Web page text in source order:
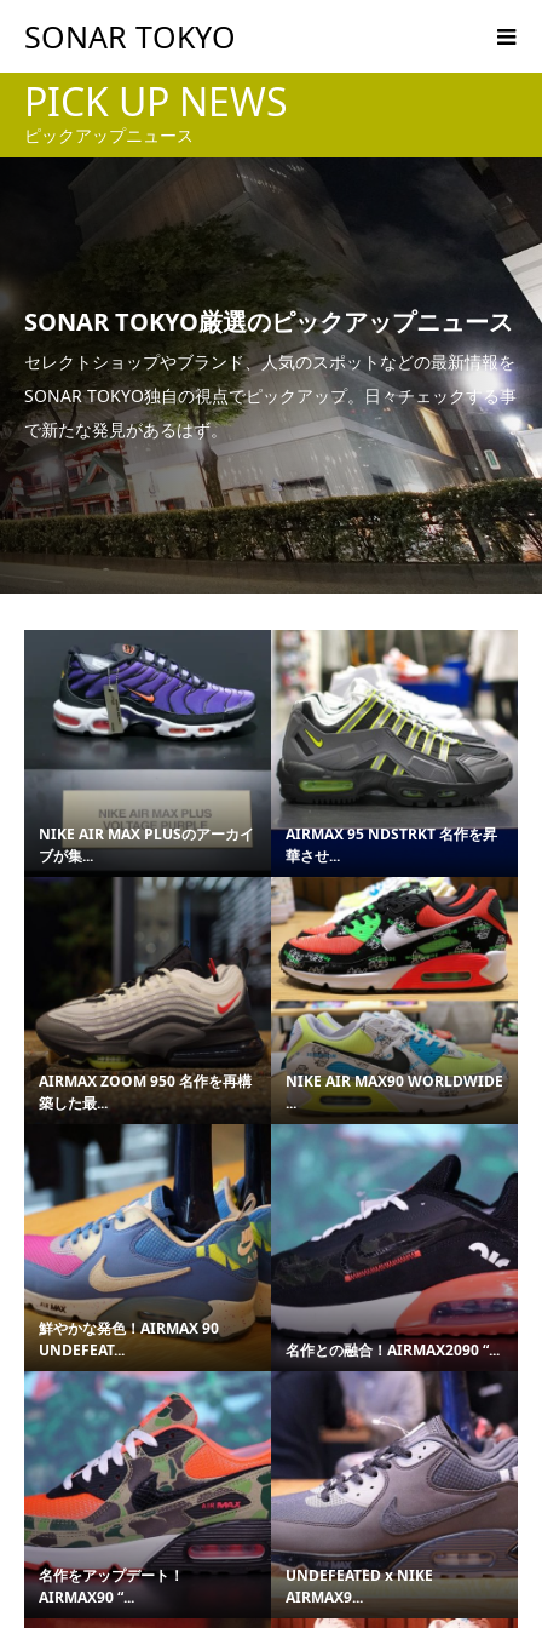
SONAR TOKYO
PICK UP NEWS
ピックアップニュース
SONAR TOKYO厳選のピックアップニュース
セレクトショップやブランド、人気のスポットなどの最新情報を
SONAR TOKYO独自の視点でピックアップ。日々チェックする事
で新たな発見があるはず。
NIKE AIR MAX PLUSのアーカイ
ブが集...
AIRMAX 95 NDSTRKT 名作を昇
華させ...
AIRMAX ZOOM 950 名作を再構
築した最...
NIKE AIR MAX90 WORLDWIDE
...
鮮やかな発色！AIRMAX 90
UNDEFEAT...
名作との融合！AIRMAX2090 “...
名作をアップデート！
AIRMAX90 “...
UNDEFEATED x NIKE
AIRMAX9...